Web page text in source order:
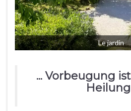
Le jardin
... Vorbeugung
Heilung